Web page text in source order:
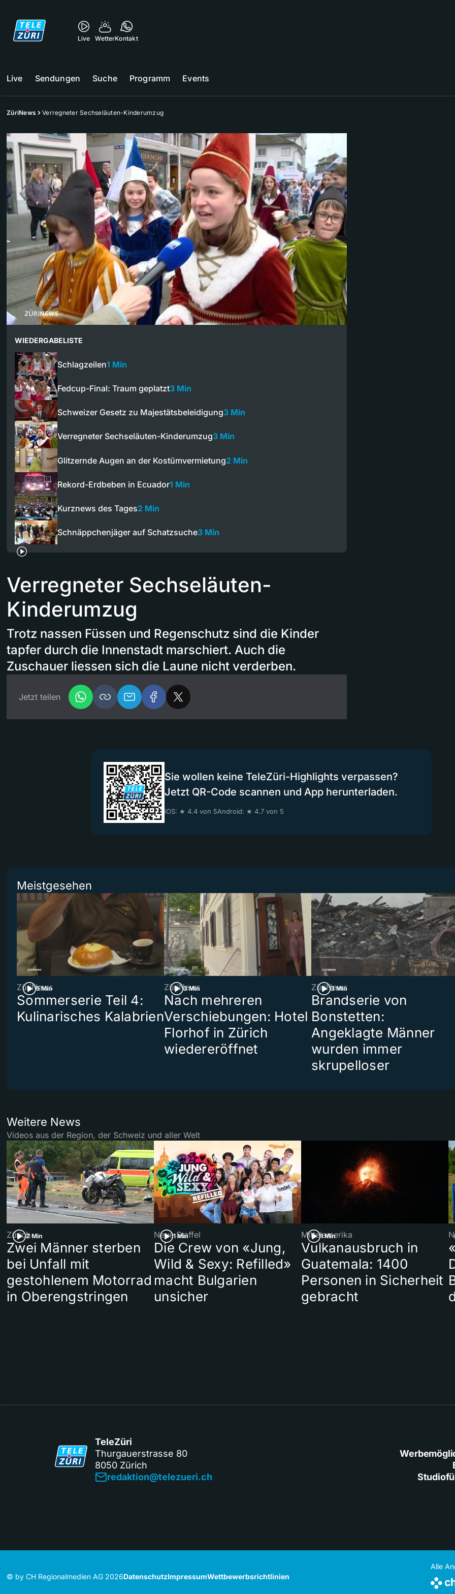
Live WetterKontakt
Live Sendungen Suche Programm Events
ZüriNews Verregneter Sechseläuten-Kinderumzug
WIEDERGABELISTE
Schlagzeilen1 Min
Fedcup-Final: Traum geplatzt3 Min
Schweizer Gesetz zu Majestätsbeleidigung3 Min
Verregneter Sechseläuten-Kinderumzug3 Min
Glitzernde Augen an der Kostümvermietung2 Min
Rekord-Erdbeben in Ecuador1 Min
Kurznews des Tages2 Min
Schnäppchenjäger auf Schatzsuche3 Min
Verregneter Sechseläuten-
Kinderumzug
Trotz nassen Füssen und Regenschutz sind die Kinder
tapfer durch die Innenstadt marschiert. Auch die
Zuschauer liessen sich die Laune nicht verderben.
Jetzt teilen
Sie wollen keine TeleZüri-Highlights verpassen?
Jetzt QR-Code scannen und App herunterladen.
iOS: ★ 4.4 von 5Android: ★ 4.7 von 5
Meistgesehen
5 Min
ZüriNews
Sommerserie Teil 4:
Kulinarisches Kalabrien
3 Min
ZüriNews
Nach mehreren
Verschiebungen: Hotel
Florhof in Zürich
wiedereröffnet
3 Min
ZüriNews
Brandserie von
Bonstetten:
Angeklagte Männer
wurden immer
skrupelloser
Weitere News
Videos aus der Region, der Schweiz und aller Welt
2 Min
Zürich
Zwei Männer sterben
bei Unfall mit
gestohlenem Motorrad
in Oberengstringen
1 Min
Neue Staffel
Die Crew von «Jung,
Wild & Sexy: Refilled»
macht Bulgarien
unsicher
1 Min
Mittelamerika
Vulkanausbruch in
Guatemala: 1400
Personen in Sicherheit
gebracht
TeleZüri
Thurgauerstrasse 80
8050 Zürich
redaktion@telezueri.ch
© by CH Regionalmedien AG 2026DatenschutzImpressumWettbewerbsrichtlinien
Alle